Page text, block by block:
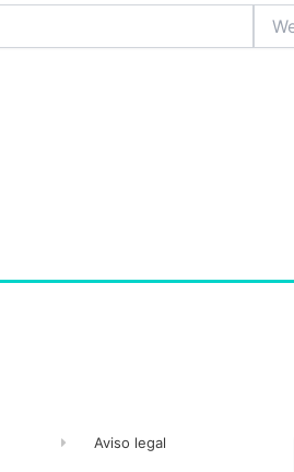
Aviso legal